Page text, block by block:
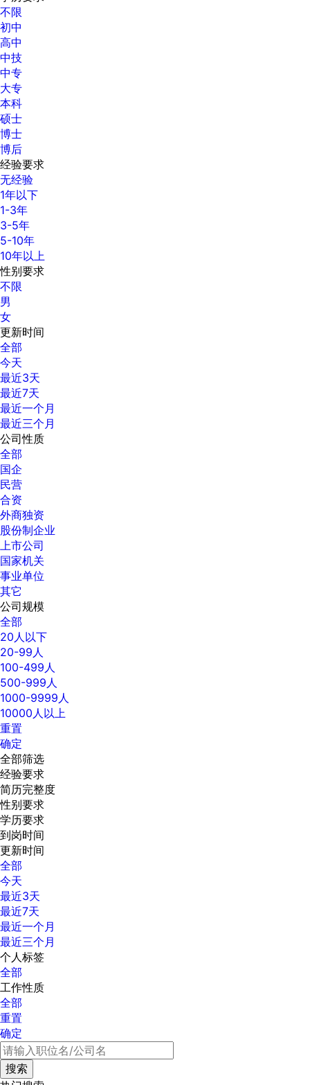
不限
初中
高中
中技
中专
大专
本科
硕士
博士
博后
经验要求
无经验
1年以下
1-3年
3-5年
5-10年
10年以上
性别要求
不限
男
女
更新时间
全部
今天
最近3天
最近7天
最近一个月
最近三个月
公司性质
全部
国企
民营
合资
外商独资
股份制企业
上市公司
国家机关
事业单位
其它
公司规模
全部
20人以下
20-99人
100-499人
500-999人
1000-9999人
10000人以上
重置
确定
全部筛选
经验要求
简历完整度
性别要求
学历要求
到岗时间
更新时间
全部
今天
最近3天
最近7天
最近一个月
最近三个月
个人标签
全部
工作性质
全部
重置
确定